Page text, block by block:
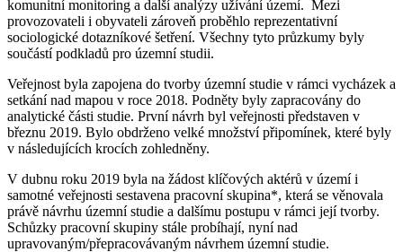
komunitní monitoring a další analýzy užívání území. Mezi
provozovateli i obyvateli zároveň proběhlo reprezentativní
sociologické dotazníkové šetření. Všechny tyto průzkumy byly
součástí podkladů pro územní studii.
Veřejnost byla zapojena do tvorby územní studie v rámci vycházek a
setkání nad mapou v roce 2018. Podněty byly zapracovány do
analytické části studie. První návrh byl veřejnosti představen v
březnu 2019. Bylo obdrženo velké množství připomínek, které byly
v následujících krocích zohledněny.
V dubnu roku 2019 byla na žádost klíčových aktérů v území i
samotné veřejnosti sestavena pracovní skupina*, která se věnovala
právě návrhu územní studie a dalšímu postupu v rámci její tvorby.
Schůzky pracovní skupiny stále probíhají, nyní nad
upravovaným/přepracovávaným návrhem územní studie.